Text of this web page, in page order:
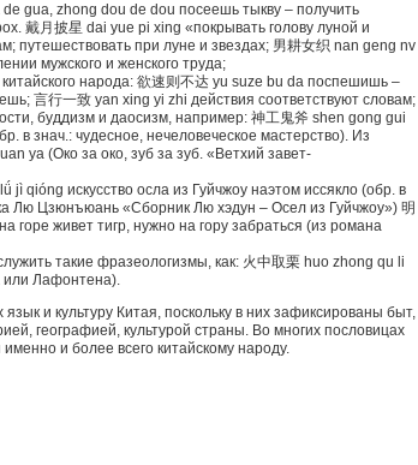
gua, zhong dou de dou посеешь тыкву – получить
戴月披星 dai yue pi xing «покрывать голову луной и
путешествовать при луне и звездах; 男耕女织 nan geng nv
мужского и женского труда;
китайского народа: 欲速则不达 yu suze bu da поспешишь –
言行一致 yan xing yi zhi действия соответствуют словам;
буддизм и даосизм, например: 神工鬼斧 shen gong gui
в знач.: чудесное, нечеловеческое мастерство). Из
ya (Око за око, зуб за зуб. «Ветхий завет-
jì qióng искусство осла из Гуйчжоу наэтом иссякло (обр. в
Лю Цзюнъюань «Сборник Лю хэдун – Осел из Гуйчжоу») 明
горе живет тигр, нужно на гору забраться (из романа
такие фразеологизмы, как: 火中取栗 huo zhong qu li
или Лафонтена).
и культуру Китая, поскольку в них зафиксированы быт,
географией, культурой страны. Во многих пословицах
и более всего китайскому народу.